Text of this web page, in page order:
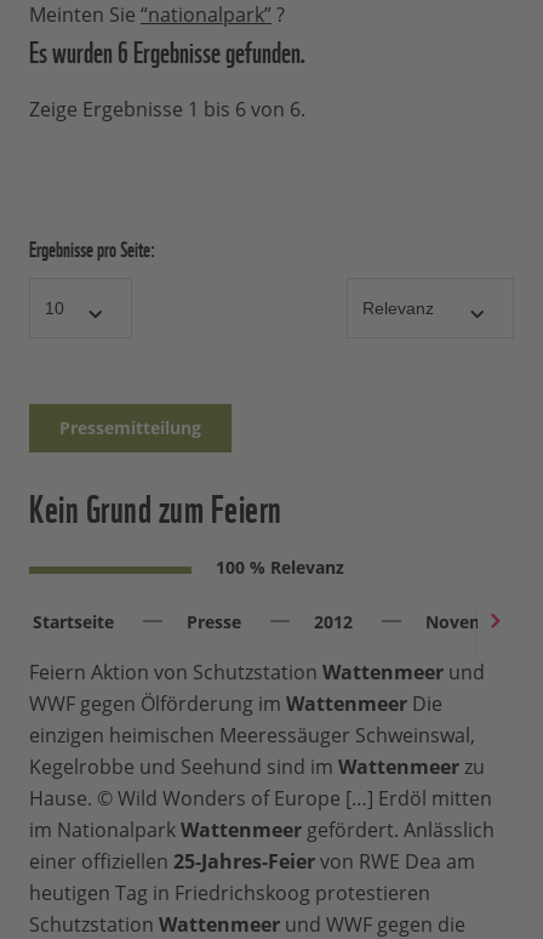
Meinten Sie “nationalpark” ?
Es wurden 6 Ergebnissegefunden.
Zeige Ergebnisse 1 bis 6 von 6.
Ergebnisse pro Seite:
Pressemitteilung
Kein Grund zum Feiern
100 % Relevanz
Startseite Presse 2012 November
Feiern Aktion von Schutzstation Wattenmeer und
WWF gegen Ölförderung im Wattenmeer Die
einzigen heimischen Meeressäuger Schweinswal,
Kegelrobbe und Seehund sind im Wattenmeerzu
Hause. © Wild Wonders of Europe […] Erdöl mitten
im NationalparkWattenmeer gefördert. Anlässlich
einer offiziellen 25-Jahres-Feiervon RWE Dea am
heutigen Tag in Friedrichskoog protestieren
Schutzstation Wattenmeer und WWF gegen die